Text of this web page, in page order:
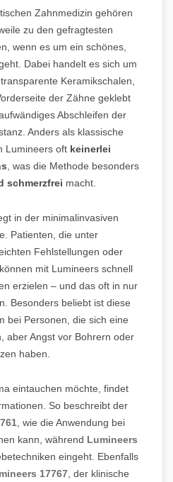
Zahnmedizin gehören
zu den gefragtesten
wenn es um ein schönes,
Dabei handelt es sich um
Keramikschalen,
der Zähne geklebt
Abschleifen der
Anders als klassische
Lumineers oft keinerlei
, was die Methode besonders
schmerzfrei macht.
in der minimalinvasiven
Patienten, die unter
Fehlstellungen oder
mit Lumineers schnell
erzielen – und das oft in nur
Besonders beliebt ist diese
bei Personen, die sich eine
aber Angst vor Bohrern oder
haben.
eintauchen möchte, findet
So beschreibt der
, wie die Anwendung bei
kann, während Lumineers
eingeht. Ebenfalls
17767, der klinische